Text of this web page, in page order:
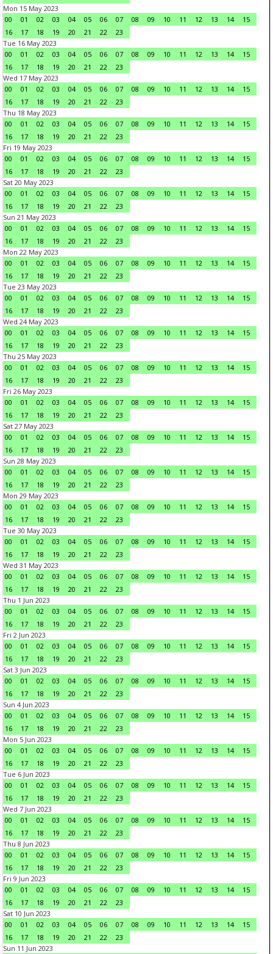
Mon 15 May 2023
00
01 02 03 04 05 06 07 08 09 10 11 12 13 14
15
16
17 18 19 20 21 22
23
Tue 16 May 2023
00
01 02 03 04 05 06 07 08 09 10 11 12 13 14
15
16
17 18 19 20 21 22
23
Wed 17 May 2023
00
01 02 03 04 05 06 07 08 09 10 11 12 13 14
15
16
17 18 19 20 21 22
23
Thu 18 May 2023
00
01 02 03 04 05 06 07 08 09 10 11 12 13 14
15
16
17 18 19 20 21 22
23
Fri 19 May 2023
00
01 02 03 04 05 06 07 08 09 10 11 12 13 14
15
16
17 18 19 20 21 22
23
Sat 20 May 2023
00
01 02 03 04 05 06 07 08 09 10 11 12 13 14
15
16
17 18 19 20 21 22
23
Sun 21 May 2023
00
01 02 03 04 05 06 07 08 09 10 11 12 13 14
15
16
17 18 19 20 21 22
23
Mon 22 May 2023
00
01 02 03 04 05 06 07 08 09 10 11 12 13 14
15
16
17 18 19 20 21 22
23
Tue 23 May 2023
00
01 02 03 04 05 06 07 08 09 10 11 12 13 14
15
16
17 18 19 20 21 22
23
Wed 24 May 2023
00
01 02 03 04 05 06 07 08 09 10 11 12 13 14
15
16
17 18 19 20 21 22
23
Thu 25 May 2023
00
01 02 03 04 05 06 07 08 09 10 11 12 13 14
15
16
17 18 19 20 21 22
23
Fri 26 May 2023
00
01 02 03 04 05 06 07 08 09 10 11 12 13 14
15
16
17 18 19 20 21 22
23
Sat 27 May 2023
00
01 02 03 04 05 06 07 08 09 10 11 12 13 14
15
16
17 18 19 20 21 22
23
Sun 28 May 2023
00
01 02 03 04 05 06 07 08 09 10 11 12 13 14
15
16
17 18 19 20 21 22
23
Mon 29 May 2023
00
01 02 03 04 05 06 07 08 09 10 11 12 13 14
15
16
17 18 19 20 21 22
23
Tue 30 May 2023
00
01 02 03 04 05 06 07 08 09 10 11 12 13 14
15
16
17 18 19 20 21 22
23
Wed 31 May 2023
00
01 02 03 04 05 06 07 08 09 10 11 12 13 14
15
16
17 18 19 20 21 22
23
Thu 1 Jun 2023
00
01 02 03 04 05 06 07 08 09 10 11 12 13 14
15
16
17 18 19 20 21 22
23
Fri 2 Jun 2023
00
01 02 03 04 05 06 07 08 09 10 11 12 13 14
15
16
17 18 19 20 21 22
23
Sat 3 Jun 2023
00
01 02 03 04 05 06 07 08 09 10 11 12 13 14
15
16
17 18 19 20 21 22
23
Sun 4 Jun 2023
00
01 02 03 04 05 06 07 08 09 10 11 12 13 14
15
16
17 18 19 20 21 22
23
Mon 5 Jun 2023
00
01 02 03 04 05 06 07 08 09 10 11 12 13 14
15
16
17 18 19 20 21 22
23
Tue 6 Jun 2023
00
01 02 03 04 05 06 07 08 09 10 11 12 13 14
15
16
17 18 19 20 21 22
23
Wed 7 Jun 2023
00
01 02 03 04 05 06 07 08 09 10 11 12 13 14
15
16
17 18 19 20 21 22
23
Thu 8 Jun 2023
00
01 02 03 04 05 06 07 08 09 10 11 12 13 14
15
16
17 18 19 20 21 22
23
Fri 9 Jun 2023
00
01 02 03 04 05 06 07 08 09 10 11 12 13 14
15
16
17 18 19 20 21 22
23
Sat 10 Jun 2023
00
01 02 03 04 05 06 07 08 09 10 11 12 13 14
15
16
17 18 19 20 21 22
23
Sun 11 Jun 2023